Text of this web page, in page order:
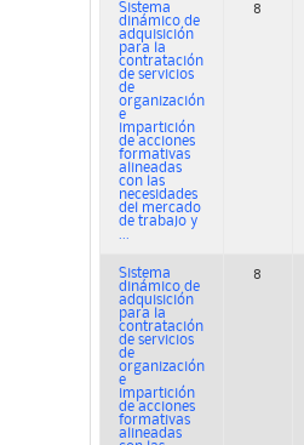
Sistema
dinámico de
adquisición
para la
contratación
de servicios
de
organización
e
impartición
de acciones
formativas
alineadas
con las
necesidades
del mercado
de trabajo y
...
8
Sistema
dinámico de
adquisición
para la
contratación
de servicios
de
organización
e
impartición
de acciones
formativas
alineadas
8